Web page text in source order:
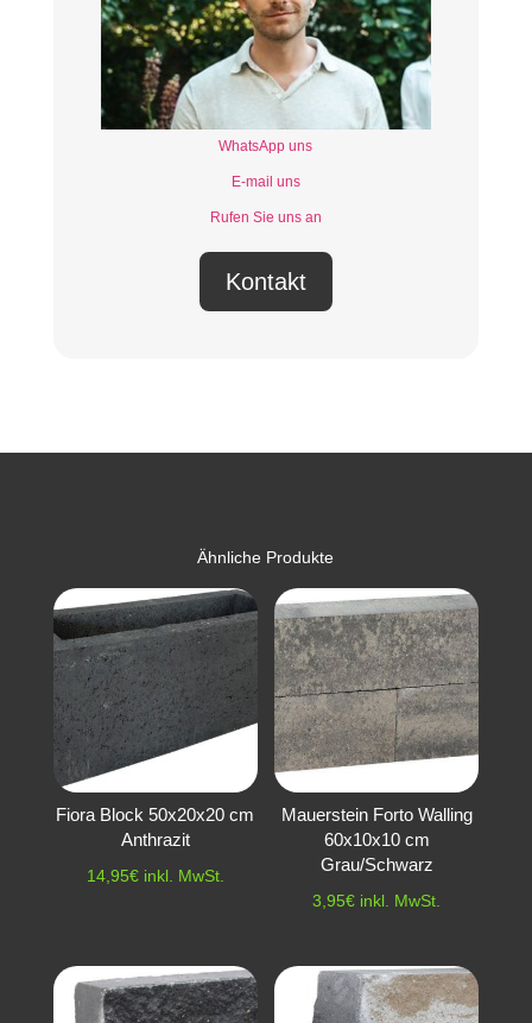
WhatsApp uns
E-mail uns
Rufen Sie uns an
Kontakt
Ähnliche Produkte
Fiora Block 50x20x20 cm
Anthrazit
14,95€ inkl. MwSt.
Mauerstein Forto Walling
60x10x10 cm
Grau/Schwarz
3,95€ inkl. MwSt.